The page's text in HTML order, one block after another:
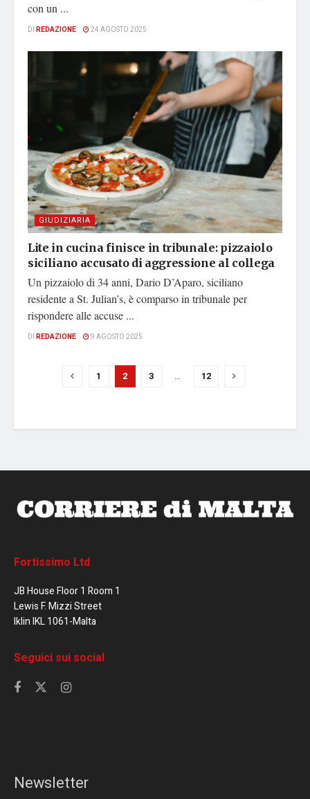
con un ...
DI REDAZIONE 24 AGOSTO 2025
GIUDIZIARIA
Lite in cucina finisce in tribunale: pizzaiolo
siciliano accusato di aggressione al collega
Un pizzaiolo di 34 anni, Dario D’Aparo, siciliano
residente a St. Julian’s, è comparso in tribunale per
rispondere alle accuse ...
DI REDAZIONE 9 AGOSTO 2025
1 2 3 … 12
Fortissimo Ltd
JB House Floor 1 Room 1
Lewis F. Mizzi Street
Iklin IKL 1061-Malta
Seguici sui social
Newsletter